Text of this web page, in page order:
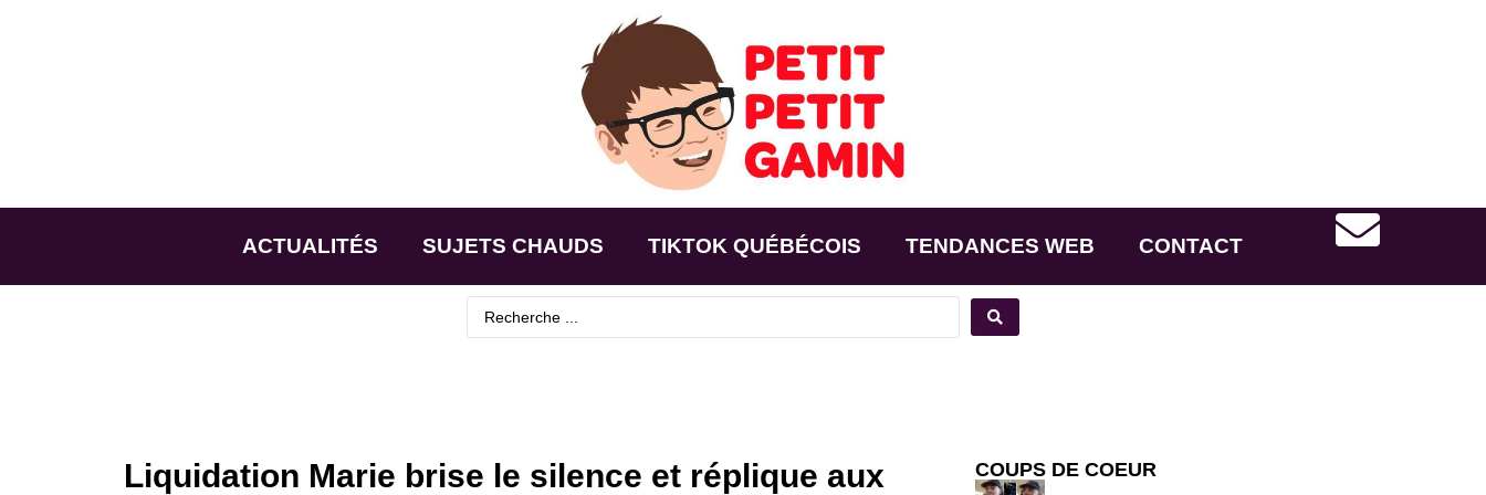
ACTUALITÉS SUJETS CHAUDS TIKTOK QUÉBÉCOIS TENDANCES WEB CONTACT
Liquidation Marie brise le silence et réplique aux
COUPS DE COEUR